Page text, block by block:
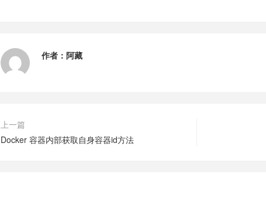
作者： 阿藏
上一篇
Docker 容器内部获取自身容器id方法